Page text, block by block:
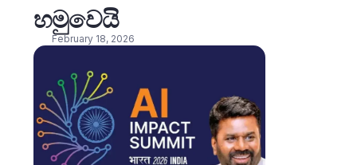
හමුවෙයි
February 18, 2026